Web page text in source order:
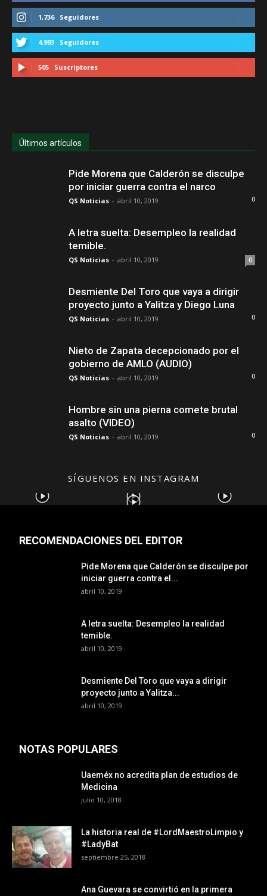
1,736 Seguidores
4,993 Seguidores
505 Suscriptores
Últimos artículos
Pide Morena que Calderón se disculpe
por iniciar guerra contra el narco
QS Noticias - abril 10, 2019 0
A letra suelta: Desempleo la realidad
temible.
QS Noticias - abril 10, 2019 0
Desmiente Del Toro que vaya a dirigir
proyecto junto a Yalitza y Diego Luna
QS Noticias - abril 10, 2019 0
Nieto de Zapata decepcionado por el
gobierno de AMLO (AUDIO)
QS Noticias - abril 10, 2019 0
Hombre sin una pierna comete brutal
asalto (VIDEO)
QS Noticias - abril 10, 2019 0
SÍGUENOS EN INSTAGRAM
RECOMENDACIONES DEL EDITOR
Pide Morena que Calderón se disculpe por
iniciar guerra contra el...
abril 10, 2019
A letra suelta: Desempleo la realidad
temible.
abril 10, 2019
Desmiente Del Toro que vaya a dirigir
proyecto junto a Yalitza...
abril 10, 2019
NOTAS POPULARES
Uaeméx no acredita plan de estudios de
Medicina
julio 10, 2018
La historia real de #LordMaestroLimpio y
#LadyBat
septiembre 25, 2018
Ana Guevara se convirtió en la primera